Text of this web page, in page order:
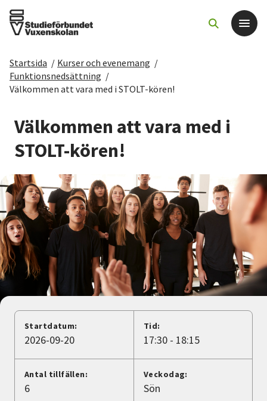
Det här gör vi
Sök kurser och evenemang
Om SV
Starta studiecirkel
Cirkelledare
Nyheter
Lyssna
Startsida / Kurser och evenemang /
Funktionsnedsättning /
Välkommen att vara med i STOLT-kören!
Välkommen att vara med i
STOLT-kören!
Startdatum:
2026-09-20
Tid:
17:30 - 18:15
Antal tillfällen:
6
Veckodag:
Sön